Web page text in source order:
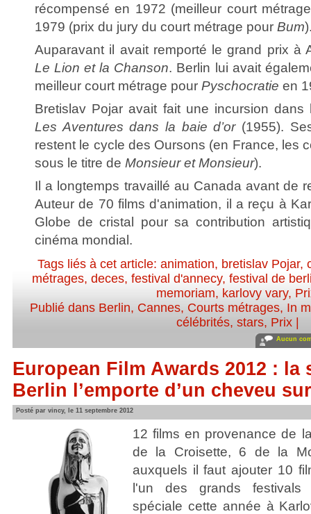
récompensé en 1972 (meilleur court
1979 (prix du jury du court métrage pour Bum
Auparavant il avait remporté le grand prix à
Le Lion et la Chanson. Berlin lui avait
meilleur court métrage pour Pyschocratie en
Bretislav Pojar avait fait une incursion
Les Aventures dans la baie d’or(1955).
restent le cycle des Oursons (en France, les
sous le titre de Monsieur et Monsieur).
Il a longtemps travaillé au Canada avant de
Auteur de 70 films d'animation, il a reçu à
Globe de cristal pour sa contribution
cinéma mondial.
Tags liés à cet article: animation, bretislav Pojar,
métrages,deces,festival d'annecy,festival de
memoriam, karlovy vary,
Publié dans Berlin, Cannes, Courts métrages, In
célébrités, stars, Prix
Aucun
European Film Awards 2012 : la
Berlin l’emporte d’un cheveu
Posté par vincy, le 11 septembre 2012
12 films en provenance de
de la Croisette, 6 de la
auxquels il faut ajouter 10
l'un des grands festivals
spéciale cette année à